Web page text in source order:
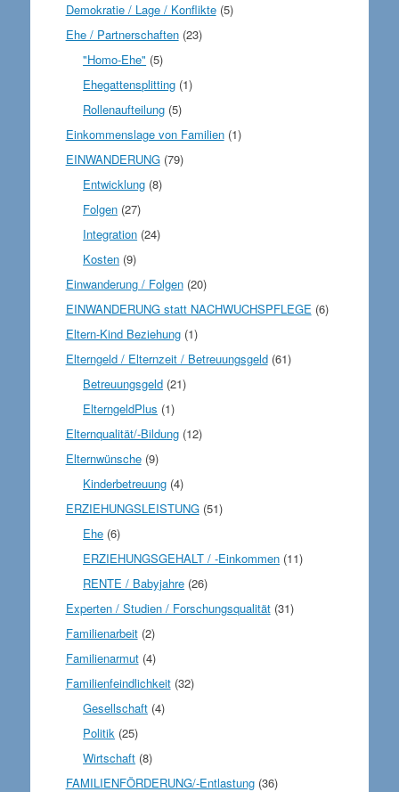
Demokratie / Lage / Konflikte(5)
Ehe / Partnerschaften(23)
"Homo-Ehe" (5)
Ehegattensplitting (1)
Rollenaufteilung (5)
Einkommenslage von Familien(1)
EINWANDERUNG(79)
Entwicklung (8)
Folgen (27)
Integration (24)
Kosten (9)
Einwanderung / Folgen(20)
EINWANDERUNG statt NACHWUCHSPFLEGE (6)
Eltern-Kind Beziehung(1)
Elterngeld / Elternzeit / Betreuungsgeld(61)
Betreuungsgeld (21)
ElterngeldPlus (1)
Elternqualität/-Bildung(12)
Elternwünsche(9)
Kinderbetreuung (4)
ERZIEHUNGSLEISTUNG(51)
Ehe (6)
ERZIEHUNGSGEHALT / -Einkommen (11)
RENTE / Babyjahre (26)
Experten / Studien / Forschungsqualität(31)
Familienarbeit(2)
Familienarmut(4)
Familienfeindlichkeit(32)
Gesellschaft (4)
Politik (25)
Wirtschaft (8)
FAMILIENFÖRDERUNG/-Entlastung(36)